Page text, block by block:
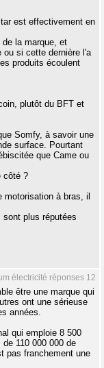
est effectivement en
la marque, et
ou si cette dernière l'a
produits écoulent
plutôt du BFT et
Somfy, à savoir une
surface. Pourtant
que Came ou
côté ?
motorisation à bras, il
plus réputées
électricité réponses 12
être une marque qui
ont une sérieuse
années.
qui emploie 8 500
110 000 000 de
pas franchement une